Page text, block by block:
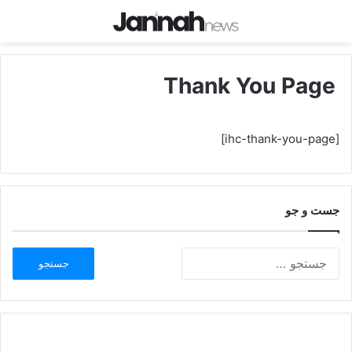
Thank You Page
[ihc-thank-you-page]
جست و جو